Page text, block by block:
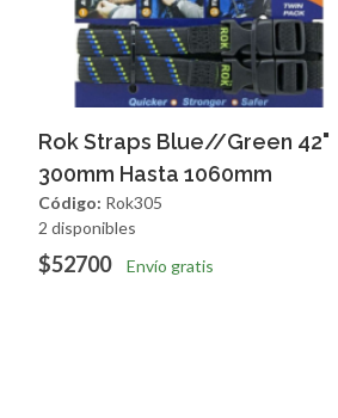
Agregar Vista Rapida
Rok Straps Blue//Green 42"
300mm Hasta 1060mm
Código: Rok305
2 disponibles
$52700 Envío gratis